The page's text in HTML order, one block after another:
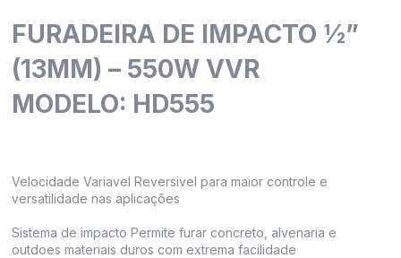
FURADEIRA DE IMPACTO ½”
(13MM) – 550W VVR
MODELO: HD555
Velocidade Variavel Reversivel para maior controle e
versatilidade nas aplicações
Sistema de impacto Permite furar concreto, alvenaria e
outdoes materiais duros com extrema facilidade